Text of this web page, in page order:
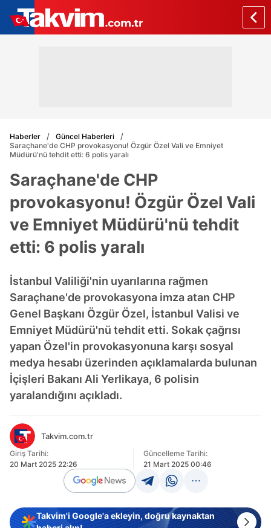
Haberler
Güncel Haberleri
Saraçhane'de CHP provokasyonu! Özgür Özel Vali ve Emniyet
Müdürü'nü tehdit etti: 6 polis yaralı
Saraçhane'de CHP
provokasyonu! Özgür Özel Vali
ve Emniyet Müdürü'nü tehdit
etti: 6 polis yaralı
İstanbul Valiliği'nin uyarılarına rağmen
Saraçhane'de provokasyona imza atan CHP
Genel Başkanı Özgür Özel, İstanbul Valisi ve
Emniyet Müdürü'nü tehdit etti. Sokak çağrısı
yapan Özel'in provokasyonuna karşı sosyal
medya hesabı üzerinden açıklamalarda bulunan
İçişleri Bakanı Ali Yerlikaya, 6 polisin
yaralandığını açıkladı.
Takvim.com.tr
Giriş Tarihi:
20 Mart 2025 22:26
Güncelleme Tarihi:
21 Mart 2025 00:46
Takvim'i Google'a ekleyin, doğru kaynaktan